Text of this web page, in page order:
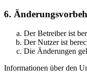
6.
Der Betreiber ist
Der Nutzer ist
Die Änderungen
Informationen über den